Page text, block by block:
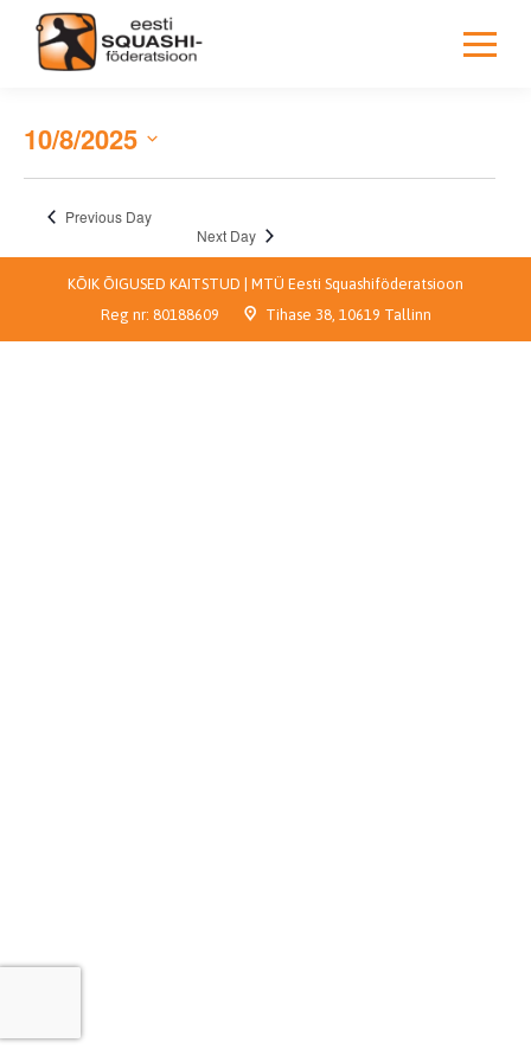
10/8/2025
Select
date. Previous Day
Next Day
KÕIK ÕIGUSED KAITSTUD | MTÜ Eesti Squashiföderatsioon
Reg nr: 80188609 Tihase 38, 10619 Tallinn